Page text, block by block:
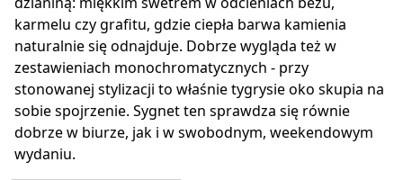
karmelu czy grafitu, gdzie ciepła barwa kamienia
naturalnie się odnajduje. Dobrze wygląda też w
zestawieniach monochromatycznych - przy
stonowanej stylizacji to właśnie tygrysie oko skupia na
sobie spojrzenie. Sygnet ten sprawdza się równie
dobrze w biurze, jak i w swobodnym, weekendowym
wydaniu.